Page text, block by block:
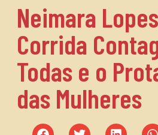
Neimara
Corrida
Todas e o
das Mulheres